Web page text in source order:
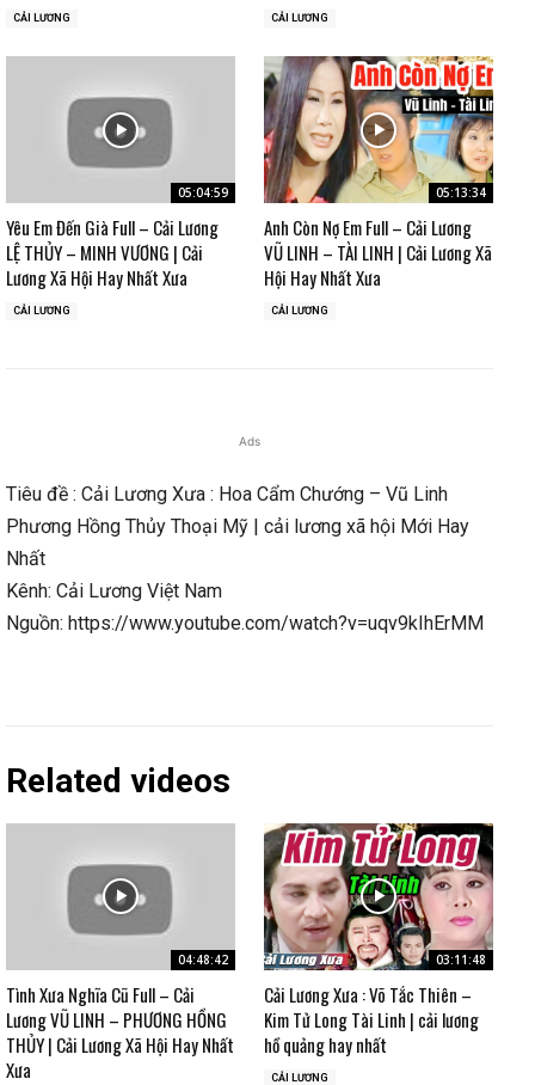
CẢI LƯƠNG CẢI LƯƠNG
05:04:59
Yêu Em Đến Già Full – Cải Lương
LỆ THỦY – MINH VƯƠNG | Cải
Lương Xã Hội Hay Nhất Xưa
CẢI LƯƠNG
05:13:34
Anh Còn Nợ Em Full – Cải Lương
VŨ LINH – TÀI LINH | Cải Lương Xã
Hội Hay Nhất Xưa
CẢI LƯƠNG
Ads
Tiêu đề : Cải Lương Xưa : Hoa Cẩm Chướng – Vũ Linh
Phương Hồng Thủy Thoại Mỹ | cải lương xã hội Mới Hay
Nhất
Kênh: Cải Lương Việt Nam
Nguồn: https://www.youtube.com/watch?v=uqv9kIhErMM
Related videos
04:48:42
Tình Xưa Nghĩa Cũ Full – Cải
Lương VŨ LINH – PHƯƠNG HỒNG
THỦY | Cải Lương Xã Hội Hay Nhất
Xưa
03:11:48
Cải Lương Xưa : Võ Tắc Thiên –
Kim Tử Long Tài Linh | cải lương
hồ quảng hay nhất
CẢI LƯƠNG